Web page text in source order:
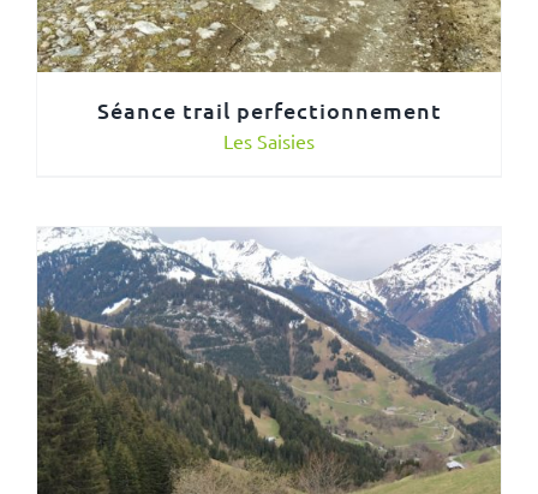
Séance trail perfectionnement
Les Saisies